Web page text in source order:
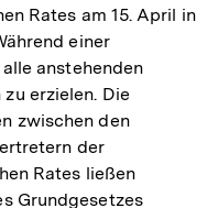
Rates am 15. April in
einer
anstehenden
erzielen. Die
zwischen den
der
Rates ließen
Grundgesetzes